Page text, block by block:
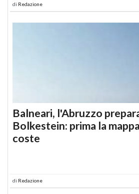
di Redazione
Balneari, l'Abruzzo
Bolkestein: prima la
coste
di Redazione